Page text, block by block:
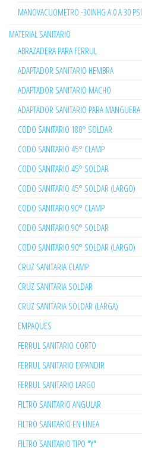
MANOVACUOMETRO -30INHG A 0 A 30 PSI
MATERIAL SANITARIO
ABRAZADERA PARA FERRUL
ADAPTADOR SANITARIO HEMBRA
ADAPTADOR SANITARIO MACHO
ADAPTADOR SANITARIO PARA MANGUERA
CODO SANITARIO 180° SOLDAR
CODO SANITARIO 45° CLAMP
CODO SANITARIO 45° SOLDAR
CODO SANITARIO 45° SOLDAR (LARGO)
CODO SANITARIO 90° CLAMP
CODO SANITARIO 90° SOLDAR
CODO SANITARIO 90° SOLDAR (LARGO)
CRUZ SANITARIA CLAMP
CRUZ SANITARIA SOLDAR
CRUZ SANITARIA SOLDAR (LARGA)
EMPAQUES
FERRUL SANITARIO CORTO
FERRUL SANITARIO EXPANDIR
FERRUL SANITARIO LARGO
FILTRO SANITARIO ANGULAR
FILTRO SANITARIO EN LINEA
FILTRO SANITARIO TIPO "Y"